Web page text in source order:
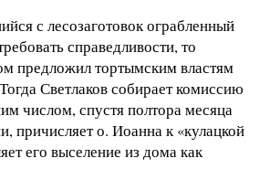
с лесозаготовок ограбленный
справедливости, то
предложил тортымским властям
Светлаков собирает комиссию
числом, спустя полтора месяца
причисляет о. Иоанна к «кулацкой
его выселение из дома как